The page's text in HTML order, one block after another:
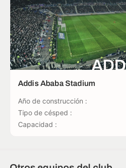
Addis Ababa Stadium
Año de construcción :
Tipo de césped :
Capacidad :